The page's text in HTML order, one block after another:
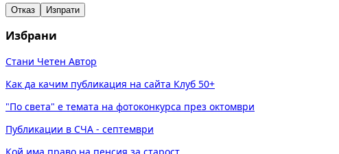
Отказ Изпрати
Избрани
Стани Четен Автор
Как да качим публикация на сайта Клуб 50+
"По света" е темата на фотоконкурса през октомври
Публикации в СЧА - септември